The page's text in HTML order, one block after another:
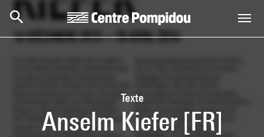
Skip to main content
Centre Pompidou
Texte
Anselm Kiefer [FR]